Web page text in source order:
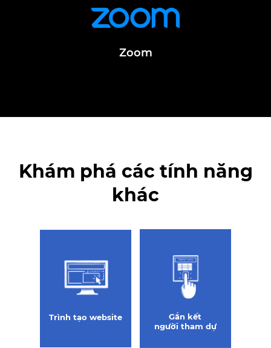
Zoom
Khám phá các tính năng
khác
Trình tạowebsite
Gắn kết
người tham dự